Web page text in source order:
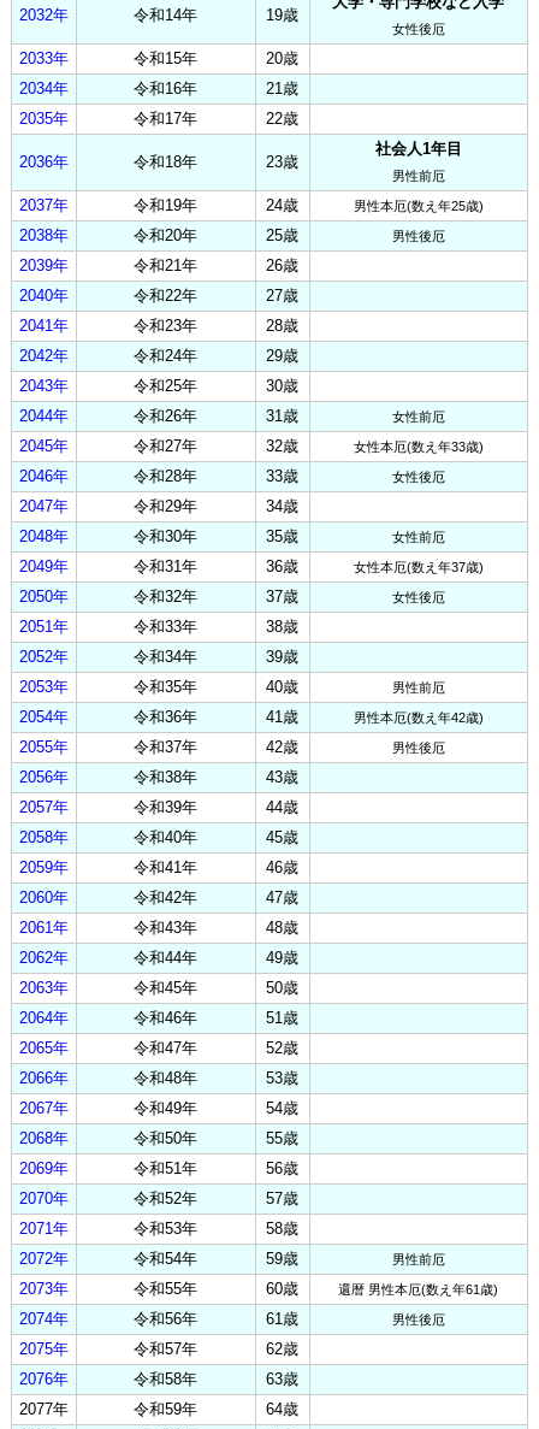
2032年 令和14年 19歳
女性後厄
2033年 令和15年
20歳
2034年
令和16年
21歳
2035年
令和17年 22歳
2036年 令和18年 23歳
社会人1年目
男性前厄
2037年 令和19年 24歳 男性本厄(数え年25歳)
2038年 令和20年 25歳 男性後厄
2039年 令和21年
26歳
2040年
令和22年
27歳
2041年
令和23年
28歳
2042年
令和24年
29歳
2043年
令和25年
30歳
2044年
令和26年 31歳 女性前厄
2045年 令和27年 32歳 女性本厄(数え年33歳)
2046年 令和28年 33歳 女性後厄
2047年 令和29年
34歳
2048年
令和30年 35歳 女性前厄
2049年 令和31年 36歳 女性本厄(数え年37歳)
2050年 令和32年 37歳 女性後厄
2051年 令和33年
38歳
2052年
令和34年
39歳
2053年
令和35年 40歳 男性前厄
2054年 令和36年 41歳 男性本厄(数え年42歳)
2055年 令和37年 42歳 男性後厄
2056年 令和38年
43歳
2057年
令和39年
44歳
2058年
令和40年
45歳
2059年
令和41年
46歳
2060年
令和42年
47歳
2061年
令和43年
48歳
2062年
令和44年
49歳
2063年
令和45年
50歳
2064年
令和46年
51歳
2065年
令和47年
52歳
2066年
令和48年
53歳
2067年
令和49年
54歳
2068年
令和50年
55歳
2069年
令和51年
56歳
2070年
令和52年
57歳
2071年
令和53年
58歳
2072年
令和54年 59歳 男性前厄
2073年 令和55年 60歳 還暦 男性本厄(数え年61歳)
2074年 令和56年 61歳 男性後厄
2075年 令和57年
62歳
2076年
令和58年
63歳
2077年
令和59年
64歳